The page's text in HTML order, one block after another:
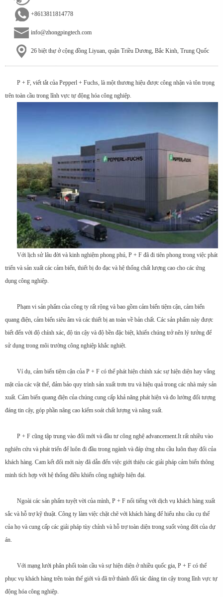
+8613811814778
info@zhongpingtech.com
26 biệt thự ở cộng đồng Liyuan, quận Triều Dương, Bắc Kinh, Trung Quốc
P + F, viết tắt của Pepperl + Fuchs, là một thương hiệu được công nhận và tôn trọng
trên toàn cầu trong lĩnh vực tự động hóa công nghiệp.
Với lịch sử lâu đời và kinh nghiệm phong phú, P + F đã đi tiên phong trong việc phát
triển và sản xuất các cảm biến, thiết bị đo đạc và hệ thống chất lượng cao cho các ứng
dụng công nghiệp.
Phạm vi sản phẩm của công ty rất rộng và bao gồm cảm biến tiệm cận, cảm biến
quang điện, cảm biến siêu âm và các thiết bị an toàn về bản chất. Các sản phẩm này được
biết đến với độ chính xác, độ tin cậy và độ bền đặc biệt, khiến chúng trở nên lý tưởng để
sử dụng trong môi trường công nghiệp khắc nghiệt.
Ví dụ, cảm biến tiệm cận của P + F có thể phát hiện chính xác sự hiện diện hay vắng
mặt của các vật thể, đảm bảo quy trình sản xuất trơn tru và hiệu quả trong các nhà máy sản
xuất. Cảm biến quang điện của chúng cung cấp khả năng phát hiện và đo lường đối tượng
đáng tin cậy, góp phần nâng cao kiểm soát chất lượng và năng suất.
P + F cũng tập trung vào đổi mới và đầu tư công nghệ advancement.It rất nhiều vào
nghiên cứu và phát triển để luôn đi đầu trong ngành và đáp ứng nhu cầu luôn thay đổi của
khách hàng. Cam kết đổi mới này đã dẫn đến việc giới thiệu các giải pháp cảm biến thông
minh tích hợp với hệ thống điều khiển công nghiệp hiện đại.
Ngoài các sản phẩm tuyệt vời của mình, P + F nổi tiếng với dịch vụ khách hàng xuất
sắc và hỗ trợ kỹ thuật. Công ty làm việc chặt chẽ với khách hàng để hiểu nhu cầu cụ thể
của họ và cung cấp các giải pháp tùy chỉnh và hỗ trợ toàn diện trong suốt vòng đời của dự
án.
Với mạng lưới phân phối toàn cầu và sự hiện diện ở nhiều quốc gia, P + F có thể
phục vụ khách hàng trên toàn thế giới và đã trở thành đối tác đáng tin cậy trong lĩnh vực tự
động hóa công nghiệp.